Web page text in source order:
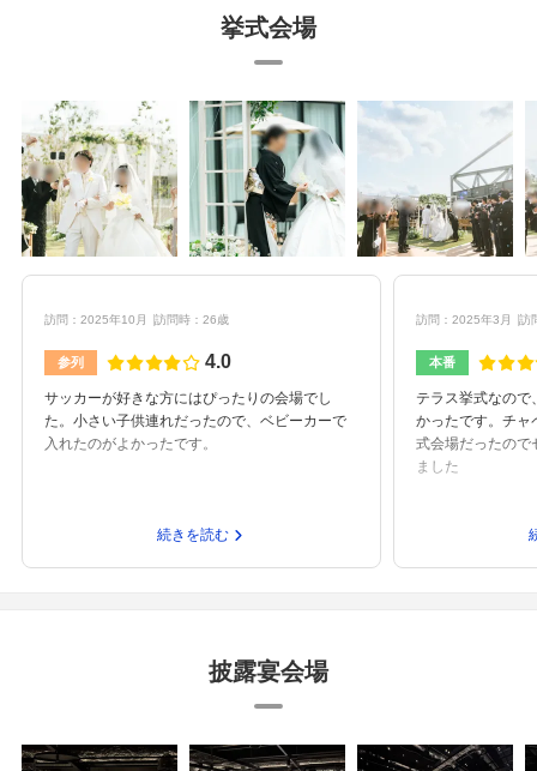
挙式会場
訪問：2025年10月 訪問時：26歳
参列 4.0
サッカーが好きな方にはぴったりの会場でし
た。小さい子供連れだったので、ベビーカーで
入れたのがよかったです。
続きを読む
訪問：2025年3月 訪
本番
テラス挙式なので
かったです。チャ
式会場だったので
ました
披露宴会場